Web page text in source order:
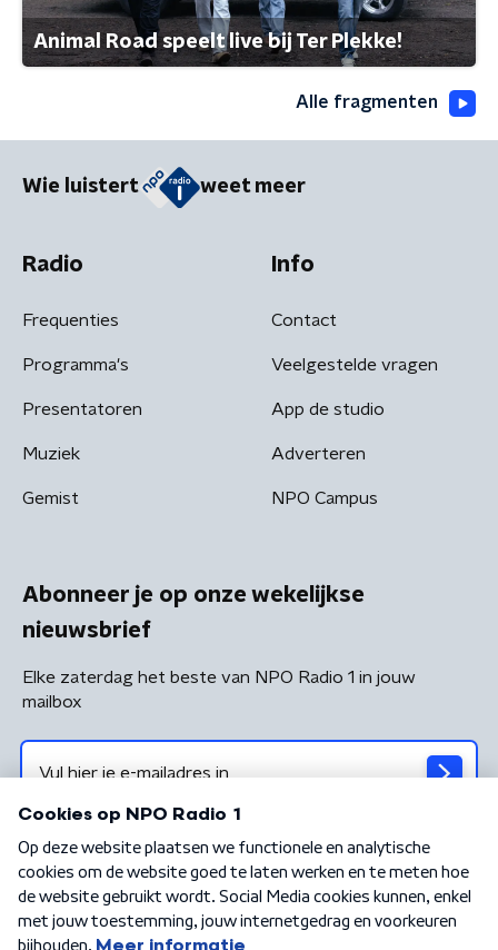
Animal Road speelt live bij Ter Plekke!
Alle fragmenten
Wie luistert weet meer
Radio
Frequenties
Programma's
Presentatoren
Muziek
Gemist
Info
Contact
Veelgestelde vragen
App de studio
Adverteren
NPO Campus
Abonneer je op onze wekelijkse
nieuwsbrief
Elke zaterdag het beste van NPO Radio 1 in jouw
mailbox
Algemene voorwaarden